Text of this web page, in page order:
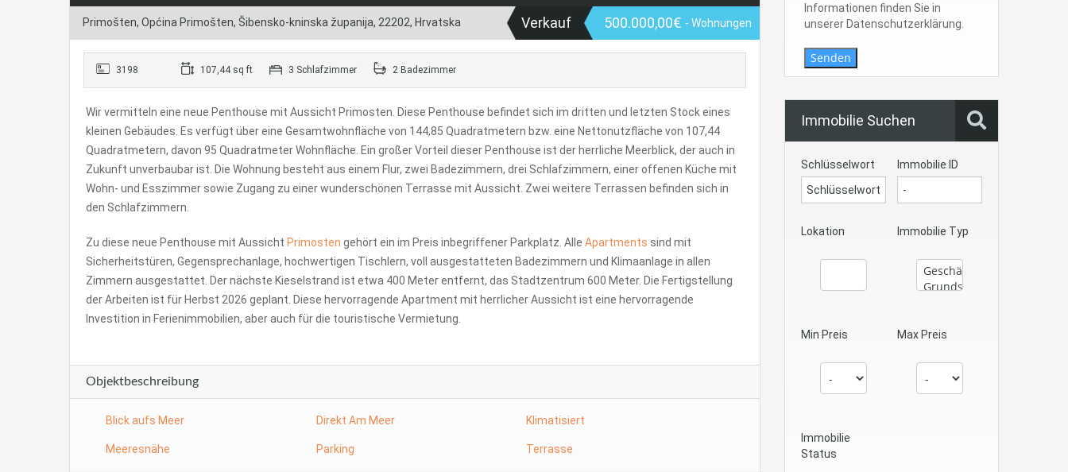
Primošten, Općina Primošten, Šibensko-kninska županija, 22202, Hrvatska Verkauf 500.000,00€ - Wohnungen
3198 107,44 sq ft 3 Schlafzimmer 2 Badezimmer
Wir vermitteln eine neue Penthouse mit Aussicht Primosten. Diese Penthouse befindet sich im dritten und letzten Stock eines
kleinen Gebäudes. Es verfügt über eine Gesamtwohnfläche von 144,85 Quadratmetern bzw. eine Nettonutzfläche von 107,44
Quadratmetern, davon 95 Quadratmeter Wohnfläche. Ein großer Vorteil dieser Penthouse ist der herrliche Meerblick, der auch in
Zukunft unverbaubar ist. Die Wohnung besteht aus einem Flur, zwei Badezimmern, drei Schlafzimmern, einer offenen Küche mit
Wohn- und Esszimmer sowie Zugang zu einer wunderschönen Terrasse mit Aussicht. Zwei weitere Terrassen befinden sich in
den Schlafzimmern.
Zu diese neue Penthouse mit Aussicht Primosten gehört ein im Preis inbegriffener Parkplatz. Alle Apartments sind mit
Sicherheitstüren, Gegensprechanlage, hochwertigen Tischlern, voll ausgestatteten Badezimmern und Klimaanlage in allen
Zimmern ausgestattet. Der nächste Kieselstrand ist etwa 400 Meter entfernt, das Stadtzentrum 600 Meter. Die Fertigstellung
der Arbeiten ist für Herbst 2026 geplant. Diese hervorragende Apartment mit herrlicher Aussicht ist eine hervorragende
Investition in Ferienimmobilien, aber auch für die touristische Vermietung.
Objektbeschreibung
Blick aufs Meer Direkt Am Meer Klimatisiert
Meeresnähe Parking Terrasse
Informationen finden Sie in
unserer Datenschutzerklärung.
Senden
Immobilie Suchen
Schlüsselwort Immobilie ID
Lokation Immobilie Typ
Min Preis Max Preis
Immobilie
Status